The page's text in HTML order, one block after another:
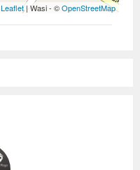
Leaflet| Wasi - ©OpenStreetMap